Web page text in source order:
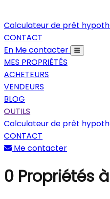
Calculateur de prêt
CONTACT
En Me contacter
MES PROPRIÉTÉS
ACHETEURS
VENDEURS
BLOG
OUTILS
Calculateur de prêt
CONTACT
Me contacter
0 Propriétés